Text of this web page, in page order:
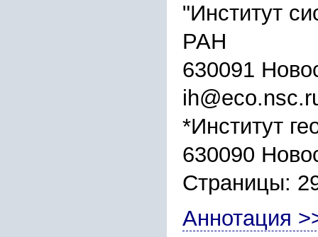
"Институт
РАН
630091
*Институт
630090
Страницы:
Аннотация